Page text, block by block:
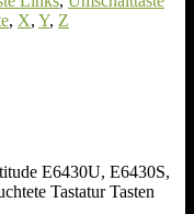
, X, Y, Z
E6430U, E6430S,
Tastatur Tasten